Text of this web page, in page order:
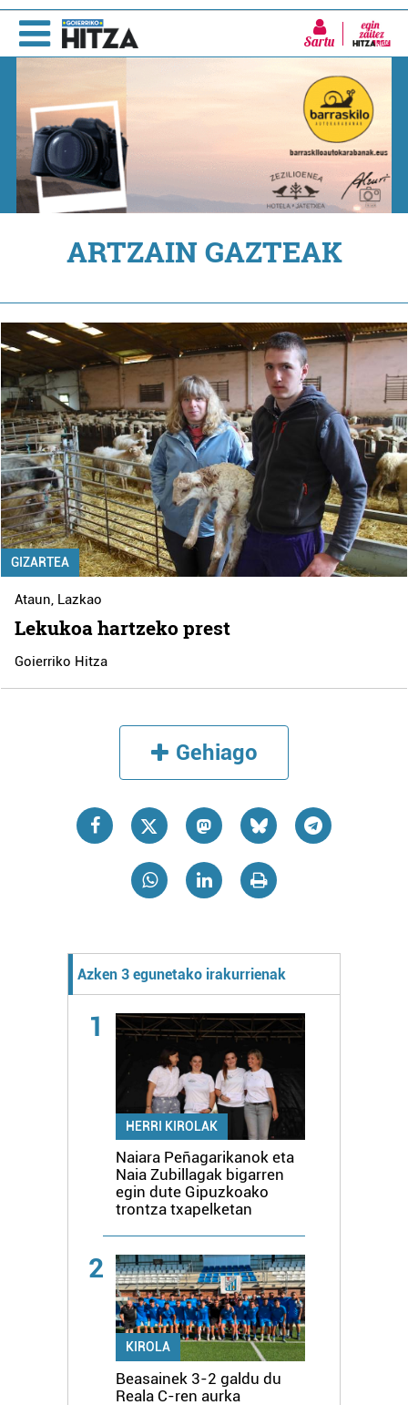
Sartu
ARTZAIN GAZTEAK
GIZARTEA
Ataun, Lazkao
Lekukoa hartzeko prest
Goierriko Hitza
Gehiago
Azken 3 egunetako irakurrienak
1
HERRI KIROLAK
Naiara Peñagarikanok eta
Naia Zubillagak bigarren
egin dute Gipuzkoako
trontza txapelketan
2
KIROLA
Beasainek 3-2 galdu du
Reala C-ren aurka